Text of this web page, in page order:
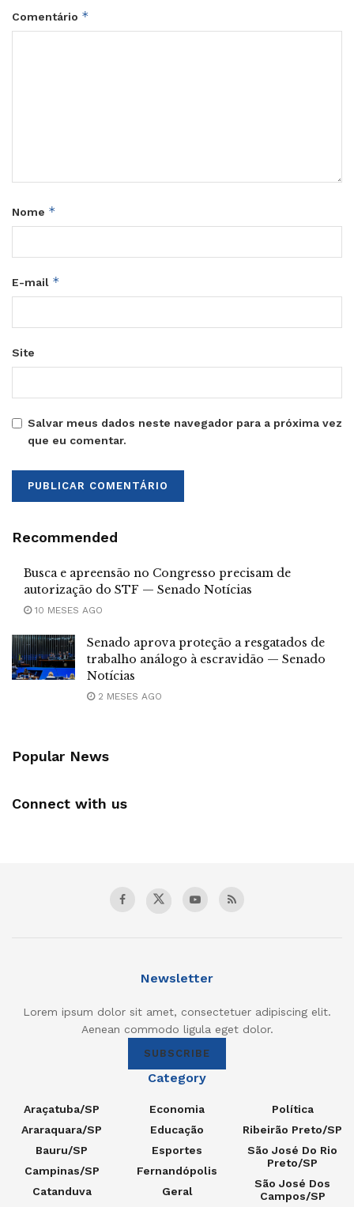
Comentário *
Nome *
E-mail *
Site
Salvar meus dados neste navegador para a próxima vez
que eu comentar.
Recommended
Busca e apreensão no Congresso precisam de
autorização do STF — Senado Notícias
10 MESES AGO
Senado aprova proteção a resgatados de
trabalho análogo à escravidão — Senado
Notícias
2 MESES AGO
Popular News
Connect with us
Newsletter
Lorem ipsum dolor sit amet, consectetuer adipiscing elit.
Aenean commodo ligula eget dolor.
SUBSCRIBE
Category
Araçatuba/SP
Araraquara/SP
Bauru/SP
Campinas/SP
Catanduva
Economia
Educação
Esportes
Fernandópolis
Geral
Política
Ribeirão Preto/SP
São José Do Rio
Preto/SP
São José Dos
Campos/SP